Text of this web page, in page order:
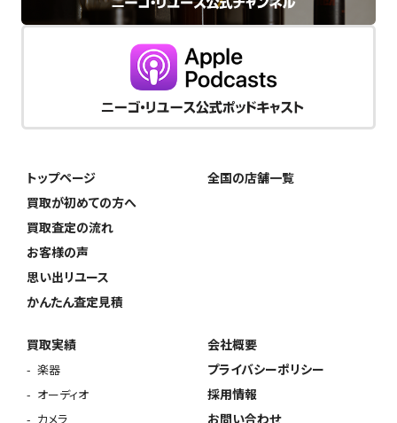
トップページ
買取が初めての方へ
買取査定の流れ
お客様の声
思い出リユース
かんたん査定見積
全国の店舗一覧
買取実績
楽器
オーディオ
カメラ
会社概要
プライバシーポリシー
採用情報
お問い合わせ